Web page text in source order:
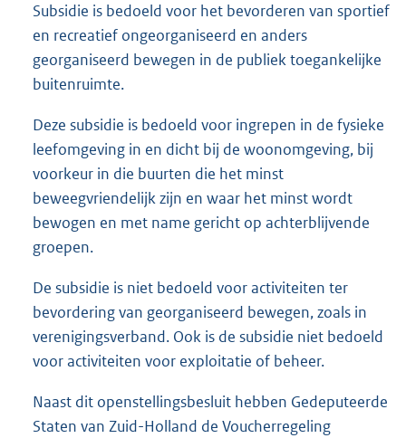
Subsidie is bedoeld voor het bevorderen van sportief
en recreatief ongeorganiseerd en anders
georganiseerd bewegen in de publiek toegankelijke
buitenruimte.
Deze subsidie is bedoeld voor ingrepen in de fysieke
leefomgeving in en dicht bij de woonomgeving, bij
voorkeur in die buurten die het minst
beweegvriendelijk zijn en waar het minst wordt
bewogen en met name gericht op achterblijvende
groepen.
De subsidie is niet bedoeld voor activiteiten ter
bevordering van georganiseerd bewegen, zoals in
verenigingsverband. Ook is de subsidie niet bedoeld
voor activiteiten voor exploitatie of beheer.
Naast dit openstellingsbesluit hebben Gedeputeerde
Staten van Zuid-Holland de Voucherregeling